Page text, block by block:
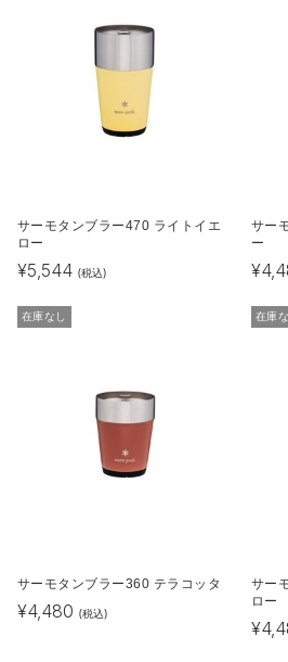
サーモタンブラー470 ライトイエ
ロー
¥5,544 (税込)
サー
ー
¥
在庫なし
サーモタンブラー360 テラコッタ
¥4,480 (税込)
在庫な
サー
ロー
¥